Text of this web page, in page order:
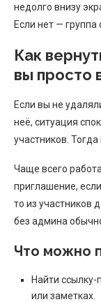
недолго внизу
Если нет — группа
Как
вы просто
Если вы не
неё, ситуация
участников.
Чаще всего
приглашение,
то из участников
без админа
Что можно
Найти
или заметках.